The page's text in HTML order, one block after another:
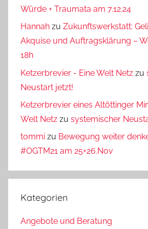
Würde + Traumata am 7.12.24
Hannah zu Zukunftswerkstatt:
Akquise und Auftragsklärung –
18h
Ketzerbrevier - Eine Welt Netz zu
Neustart jetzt!
Ketzerbrevier eines Altöttinger
Welt Netz zu systemischer
tommi zu Bewegung weiter
#OGTM21 am 25+26.Nov
Kategorien
Angebote und Beratung